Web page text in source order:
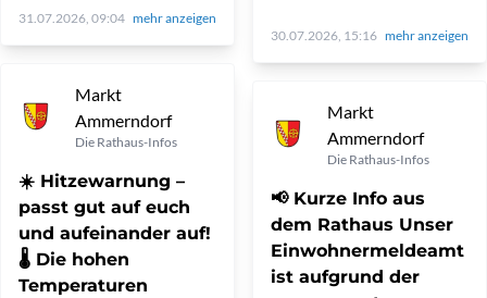
31.07.2026, 09:04 mehr anzeigen
Markt
Ammerndorf
Die Rathaus-Infos
☀️ Hitzewarnung –
passt gut auf euch
und aufeinander auf!
🌡️ Die hohen
Temperaturen
30.07.2026, 15:16 mehr anzeigen
Markt
Ammerndorf
Die Rathaus-Infos
📢 Kurze Info aus
dem Rathaus Unser
Einwohnermeldeamt
ist aufgrund der